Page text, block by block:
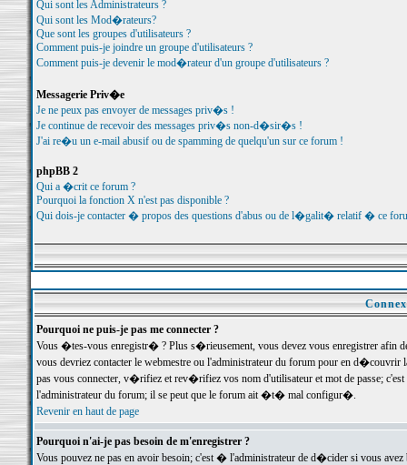
Qui sont les Administrateurs ?
Qui sont les Mod�rateurs?
Que sont les groupes d'utilisateurs ?
Comment puis-je joindre un groupe d'utilisateurs ?
Comment puis-je devenir le mod�rateur d'un groupe d'utilisateurs ?
Messagerie Priv�e
Je ne peux pas envoyer de messages priv�s !
Je continue de recevoir des messages priv�s non-d�sir�s !
J'ai re�u un e-mail abusif ou de spamming de quelqu'un sur ce forum !
phpBB 2
Qui a �crit ce forum ?
Pourquoi la fonction X n'est pas disponible ?
Qui dois-je contacter � propos des questions d'abus ou de l�galit� relatif � ce
Pourquoi ne puis-je pas me connecter ?
Vous �tes-vous enregistr� ? Plus s�rieusement, vous devez vous enregistrer
vous devriez contacter le webmestre ou l'administrateur du forum pour en
pas vous connecter, v�rifiez et rev�rifiez vos nom d'utilisateur et mot de passe;
l'administrateur du forum; il se peut que le forum ait �t� mal configur�.
Revenir en haut de page
Pourquoi n'ai-je pas besoin de m'enregistrer ?
Vous pouvez ne pas en avoir besoin; c'est � l'administrateur de d�cider si vous